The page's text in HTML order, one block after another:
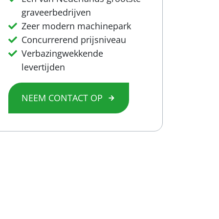
graveerbedrijven
Zeer modern machinepark
Concurrerend prijsniveau
Verbazingwekkende
levertijden
NEEM CONTACT OP